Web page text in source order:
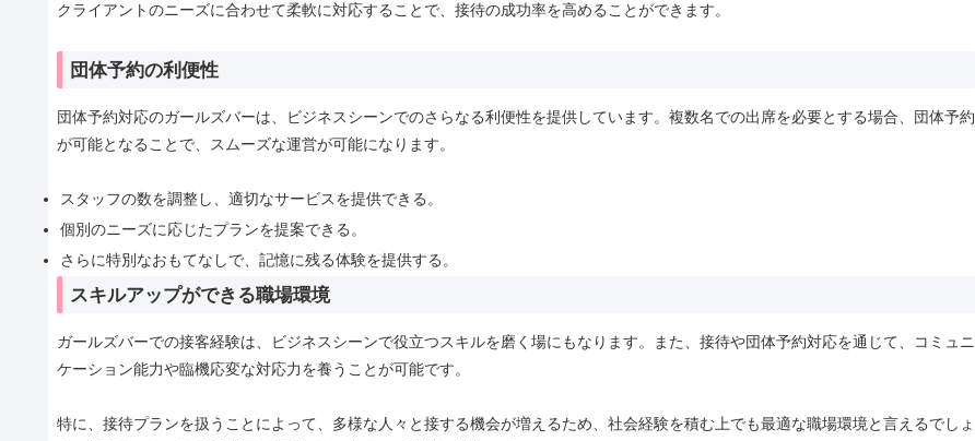
クライアントのニーズに合わせて柔軟に対応することで、接待の成功率を高めることができます。
団体予約の利便性
団体予約対応のガールズバーは、ビジネスシーンでのさらなる利便性を提供しています。複数名での出席を必要とする場合、団体予約
が可能となることで、スムーズな運営が可能になります。
スタッフの数を調整し、適切なサービスを提供できる。
個別のニーズに応じたプランを提案できる。
さらに特別なおもてなしで、記憶に残る体験を提供する。
スキルアップができる職場環境
ガールズバーでの接客経験は、ビジネスシーンで役立つスキルを磨く場にもなります。また、接待や団体予約対応を通じて、コミュニ
ケーション能力や臨機応変な対応力を養うことが可能です。
特に、接待プランを扱うことによって、多様な人々と接する機会が増えるため、社会経験を積む上でも最適な職場環境と言えるでしょ